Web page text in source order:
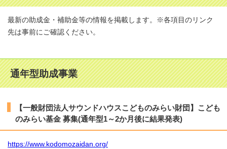
最新の助成金・補助金等の情報を掲載します。※各項目のリンク
先は事前にご確認ください。
通年型助成事業
【一般財団法人サウンドハウスこどものみらい財団】こども
のみらい基金 募集(通年型1～2か月後に結果発表)
https://www.kodomozaidan.org/